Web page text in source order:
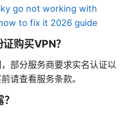
go not working with
to fix it 2026 guide
购买VPN？
部分服务商要求实名认证以
请查看服务条款。